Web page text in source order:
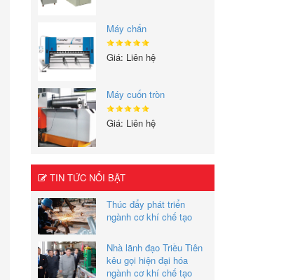
Máy chấn
Giá: Liên hệ
Máy cuốn tròn
Giá: Liên hệ
TIN TỨC NỔI BẬT
Thúc đẩy phát triển
ngành cơ khí chế tạo
Nhà lãnh đạo Triều Tiên
kêu gọi hiện đại hóa
ngành cơ khí chế tạo